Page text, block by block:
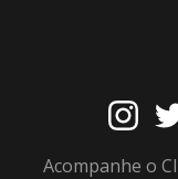
Acompanhe o